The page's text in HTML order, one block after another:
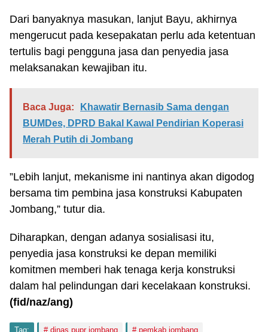
Dari banyaknya masukan, lanjut Bayu, akhirnya
mengerucut pada kesepakatan perlu ada ketentuan
tertulis bagi pengguna jasa dan penyedia jasa
melaksanakan kewajiban itu.
Baca Juga:
Khawatir Bernasib Sama dengan
BUMDes, DPRD Bakal Kawal Pendirian Koperasi
Merah Putih di Jombang
”Lebih lanjut, mekanisme ini nantinya akan digodog
bersama tim pembina jasa konstruksi Kabupaten
Jombang,” tutur dia.
Diharapkan, dengan adanya sosialisasi itu,
penyedia jasa konstruksi ke depan memiliki
komitmen memberi hak tenaga kerja konstruksi
dalam hal pelindungan dari kecelakaan konstruksi.
(fid/naz/ang)
Tag: dinas pupr jombang
pemkab jombang